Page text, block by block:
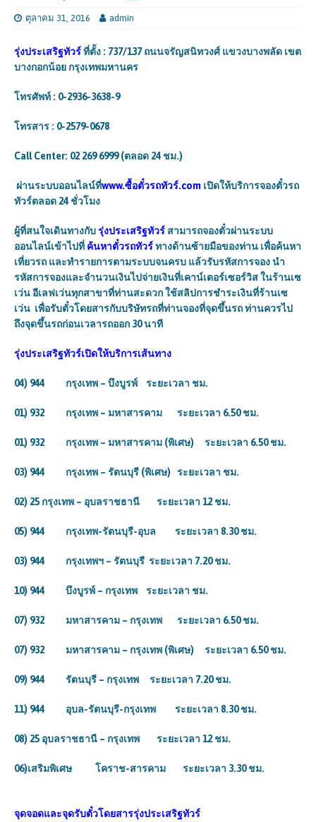
ตุลาคม 31, 2016 admin
รุ่งประเสริฐทัวร์ที่ตั้ง : 737/137 ถนนจรัญสนิทวงศ์ แขวงบางพลัด เขต
บางกอกน้อย กรุงเทพมหานคร
โทรศัพท์ : 0-2936-3638-9
โทรสาร : 0-2579-0678
Call Center: 02 269 6999 (ตลอด 24 ชม.)
ผ่านระบบออนไลน์ที่www.ซื้อตั๋วรถทัวร์.com เปิดให้บริการจองตั๋วรถ
ทัวร์ตลอด 24 ชั่วโมง
ผู้ที่สนใจเดินทางกับรุ่งประเสริฐทัวร์ สามารถจองตั๋วผ่านระบบ
ออนไลน์เข้าไปที่ ค้นหาตั๋วรถทัวร์ทางด้านซ้ายมือของท่าน เพื่อค้นหา
เที่ยวรถ และทำรายการตามระบบจนครบ แล้วรับรหัสการจอง นำ
รหัสการจองและจำนวนเงินไปจ่ายเงินที่เคาน์เตอร์เซอร์วิส ในร้านเซ
เว่น อีเลฟเว่นทุกสาขาที่ท่านสะดวก ใช้สลิปการชำระเงินที่ร้านเซ
เว่น เพื่อรับตั๋วโดยสารกับบริษัทรถที่ท่านจองที่จุดขึ้นรถ ท่านควรไป
ถึงจุดขึ้นรถก่อนเวลารถออก 30 นาที
รุ่งประเสริฐทัวร์เปิดให้บริการเส้นทาง
04) 944 กรุงเทพ – บึงบูรพ์ ระยะเวลา ชม.
01) 932 กรุงเทพ – มหาสารคาม ระยะเวลา 6.50 ชม.
01) 932 กรุงเทพ – มหาสารคาม (พิเศษ) ระยะเวลา 6.50 ชม.
03) 944 กรุงเทพ – รัตนบุรี (พิเศษ) ระยะเวลา ชม.
02) 25 กรุงเทพ – อุบลราชธานี ระยะเวลา 12 ชม.
05) 944 กรุงเทพ-รัตนบุรี-อุบล ระยะเวลา 8.30 ชม.
03) 944 กรุงเทพฯ – รัตนบุรี ระยะเวลา 7.20 ชม.
10) 944 บึงบูรพ์ – กรุงเทพ ระยะเวลา ชม.
07) 932 มหาสารคาม – กรุงเทพ ระยะเวลา 6.50 ชม.
07) 932 มหาสารคาม – กรุงเทพ (พิเศษ) ระยะเวลา 6.50 ชม.
09) 944 รัตนบุรี – กรุงเทพ ระยะเวลา 7.20 ชม.
11) 944 อุบล-รัตนบุรี-กรุงเทพ ระยะเวลา 8.30 ชม.
08) 25 อุบลราชธานี – กรุงเทพ ระยะเวลา 12 ชม.
06)เสริมพิเศษ โคราช-สารคาม ระยะเวลา 3.30 ชม.
จุดจอดและจุดรับตั๋วโดยสารรุ่งประเสริฐทัวร์